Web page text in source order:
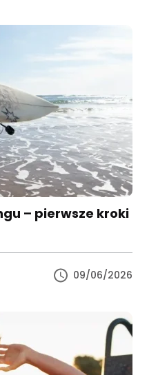
– pierwsze kroki
09/06/2026